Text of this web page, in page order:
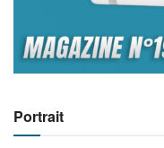
Portrait